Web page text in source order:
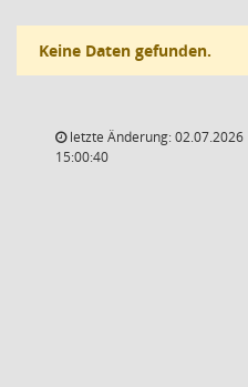
Keine Daten gefunden.
letzte Änderung: 02.07.2026
15:00:40